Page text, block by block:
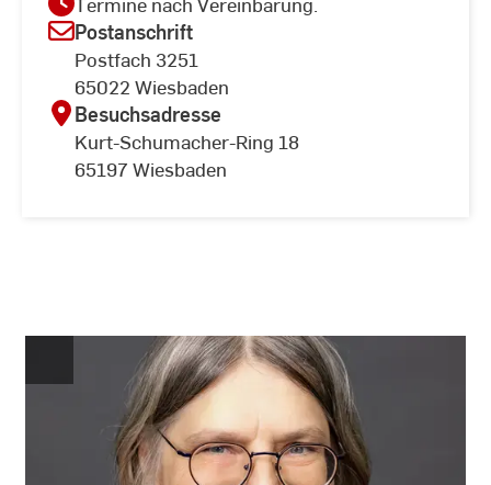
Postanschrift
Postfach 3251
65022 Wiesbaden
Besuchsadresse
Kurt-Schumacher-Ring 18
65197 Wiesbaden